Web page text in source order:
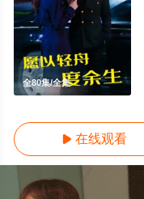
全80集/全集
 在线观看